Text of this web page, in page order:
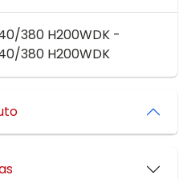
380 H200WDK -
380 H200WDK